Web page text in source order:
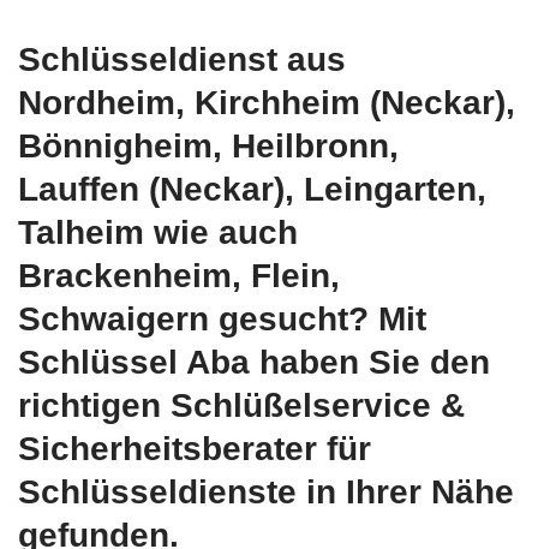
Schlüsseldienst aus
Nordheim, Kirchheim (Neckar),
Bönnigheim, Heilbronn,
Lauffen (Neckar), Leingarten,
Talheim wie auch
Brackenheim, Flein,
Schwaigern gesucht? Mit
Schlüssel Aba haben Sie den
richtigen Schlüßelservice &
Sicherheitsberater für
Schlüsseldienste in Ihrer Nähe
gefunden.